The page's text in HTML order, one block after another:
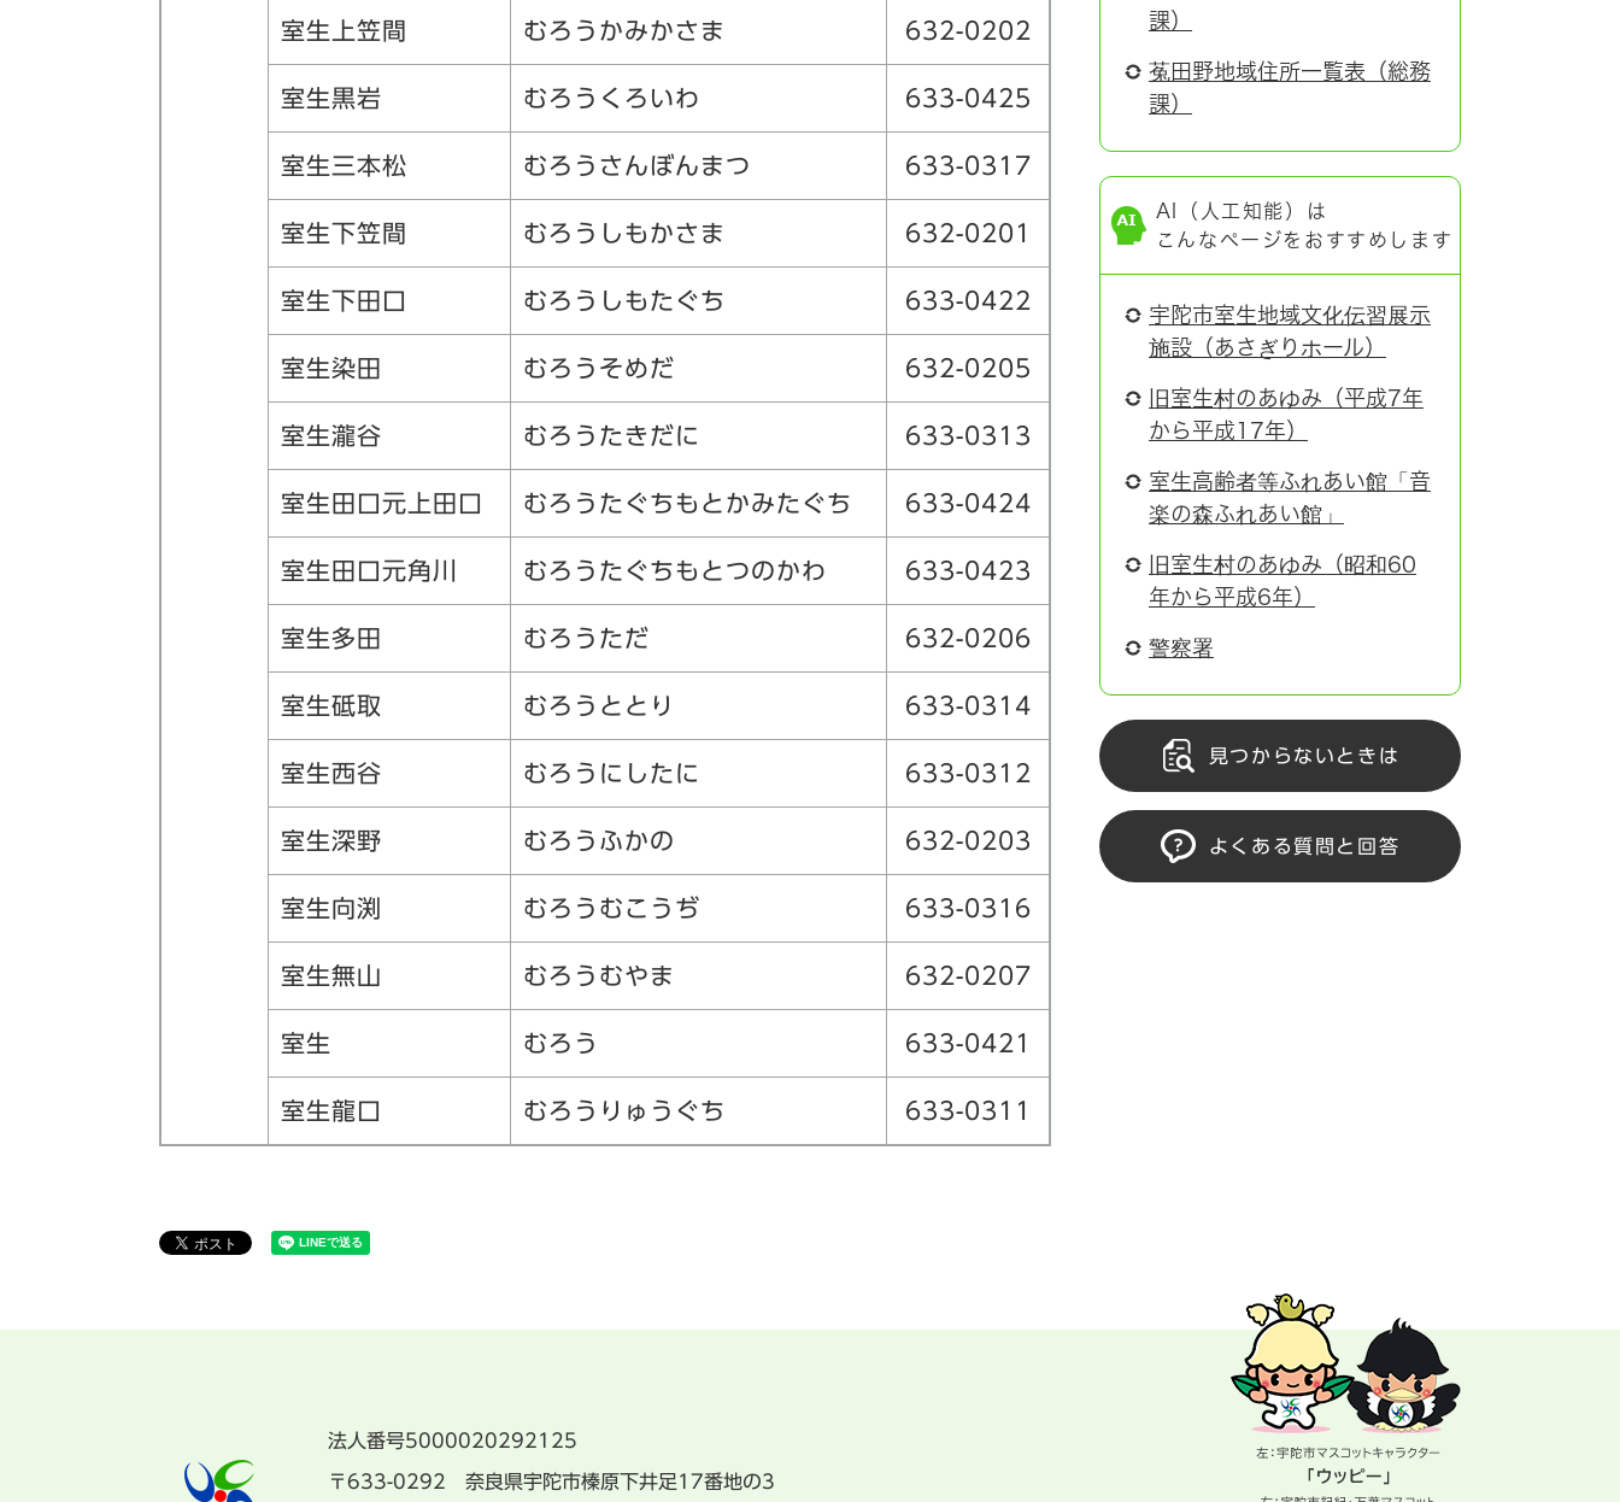
室生上笠間 むろうかみかさま 632-0202
室生黒岩 むろうくろいわ 633-0425
室生三本松 むろうさんぼんまつ 633-0317
室生下笠間 むろうしもかさま 632-0201
室生下田口 むろうしもたぐち 633-0422
室生染田 むろうそめだ 632-0205
室生瀧谷 むろうたきだに 633-0313
室生田口元上田口 むろうたぐちもとかみたぐち 633-0424
室生田口元角川 むろうたぐちもとつのかわ 633-0423
室生多田 むろうただ 632-0206
室生砥取 むろうととり 633-0314
室生西谷 むろうにしたに 633-0312
室生深野 むろうふかの 632-0203
室生向渕 むろうむこうぢ 633-0316
室生無山 むろうむやま 632-0207
室生 むろう 633-0421
室生龍口 むろうりゅうぐち 633-0311
課）
菟田野地域住所一覧表（総務
課）
AI（人工知能）は
こんなページをおすすめします
宇陀市室生地域文化伝習展示
施設（あさぎりホール）
旧室生村のあゆみ（平成7年
から平成17年）
室生高齢者等ふれあい館「音
楽の森ふれあい館」
旧室生村のあゆみ（昭和60
年から平成6年）
警察署
見つからないときは
よくある質問と回答
法人番号5000020292125
〒633-0292 奈良県宇陀市榛原下井足17番地の3